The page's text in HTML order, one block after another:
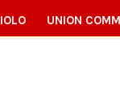
UNION